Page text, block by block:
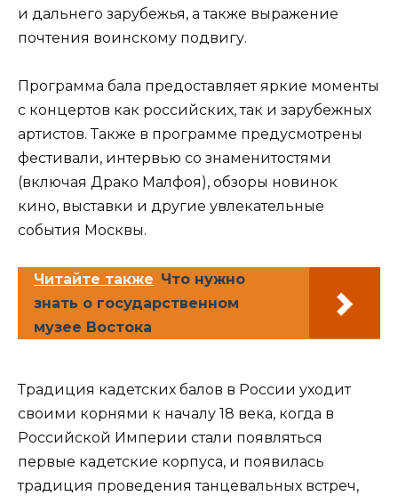
и дальнего зарубежья, а также выражение
почтения воинскому подвигу.
Программа бала предоставляет яркие моменты
с концертов как российских, так и зарубежных
артистов. Также в программе предусмотрены
фестивали, интервью со знаменитостями
(включая Драко Малфоя), обзоры новинок
кино, выставки и другие увлекательные
события Москвы.
Читайте также Что нужно
знать о государственном
музее Востока
Традиция кадетских балов в России уходит
своими корнями к началу 18 века, когда в
Российской Империи стали появляться
первые кадетские корпуса, и появилась
традиция проведения танцевальных встреч,